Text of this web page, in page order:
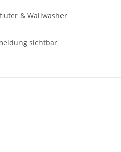
& Wallwasher
sichtbar